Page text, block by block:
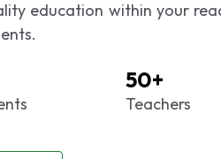
education within your
50+
Teachers